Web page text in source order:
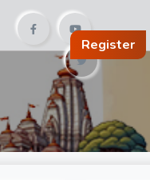
Register